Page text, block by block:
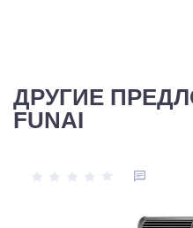
ДРУГИЕ
FUNAI